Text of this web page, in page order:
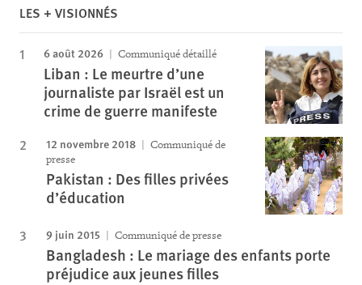
LES + VISIONNÉS
6 août 2026 Communiqué détaillé
Liban : Le meurtre d’une
journaliste par Israël est un
crime de guerre manifeste
12 novembre 2018
Communiqué de
presse
Pakistan : Des filles privées
d’éducation
9 juin 2015 Communiqué de presse
Bangladesh : Le mariage des enfants porte
préjudice aux jeunes filles